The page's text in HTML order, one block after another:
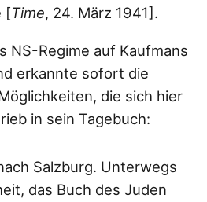
[Time, 24. März 1941].
NS-Regime auf Kaufmans
erkannte sofort die
die sich hier
in sein Tagebuch:
Salzburg. Unterwegs
das Buch des Juden